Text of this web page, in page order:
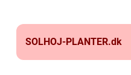
SOLHOJ-PLANTER.dk